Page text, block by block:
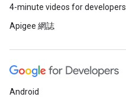
4-minute videos for developers
Apigee 網誌
Android